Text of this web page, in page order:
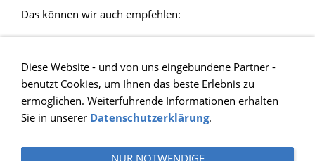
Das können wir auch empfehlen:
Impressum
Datenschutzerklärung
Diese Website - und von uns eingebundene Partner -
benutzt Cookies, um Ihnen das beste Erlebnis zu
ermöglichen. Weiterführende Informationen erhalten
Sie in unserer Datenschutzerklärung.
NUR NOTWENDIGE